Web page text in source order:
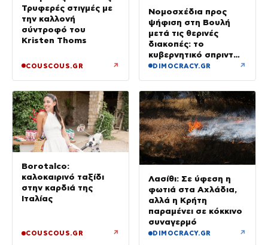
Τρυφερές στιγμές με
την καλλονή
σύντροφό του
Kristen Thoms
COUSCOUS.GR ↗
Νομοσχέδια προς
ψήφιση στη Βουλή
μετά τις θερινές
διακοπές: το
κυβερνητικό σπριντ
μετά τον
DIMOCRACY.GR ↗
Borotalco:
καλοκαιρινό ταξίδι
στην καρδιά της
Ιταλίας
COUSCOUS.GR ↗
Λασίθι: Σε ύφεση η
φωτιά στα Αχλάδια,
αλλά η Κρήτη
παραμένει σε κόκκινο
συναγερμό
DIMOCRACY.GR ↗